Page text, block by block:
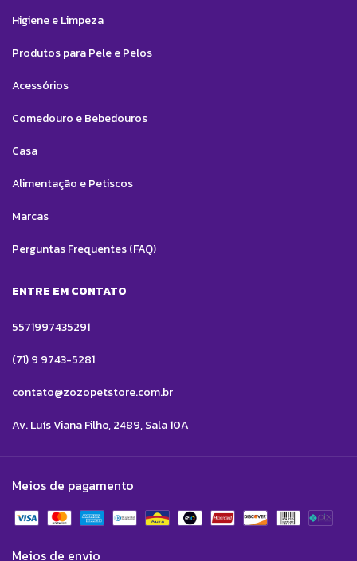
Higiene e Limpeza
Produtos para Pele e Pelos
Acessórios
Comedouro e Bebedouros
Casa
Alimentação e Petiscos
Marcas
Perguntas Frequentes (FAQ)
ENTRE EM CONTATO
5571997435291
(71) 9 9743-5281
contato@zozopetstore.com.br
Av. Luís Viana Filho, 2489, Sala 10A
Meios de pagamento
Meios de envio